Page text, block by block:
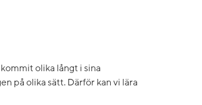
olika långt i sina
på olika sätt. Därför kan vi lära